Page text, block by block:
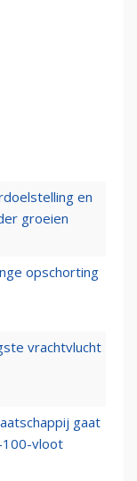
en
groeien
opschorting
vrachtvlucht
gaat
100-vloot